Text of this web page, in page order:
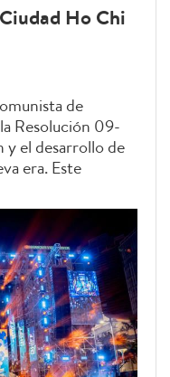
Ho Chi
de
Resolución 09-
el desarrollo de
era. Este
especialmente
y la
ciudad, sino
a nivel